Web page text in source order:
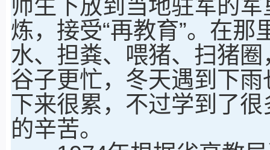
师生下放到当地驻军的
炼，接受“再教育”。在
水、担粪、喂猪、扫猪
谷子更忙，冬天遇到下
下来很累，不过学到了
的辛苦。